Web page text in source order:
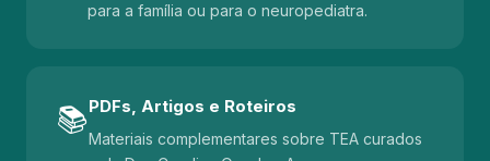
para a família ou para o neuropediatra.
📚PDFs, Artigos e Roteiros
Materiais complementares sobre TEA curados